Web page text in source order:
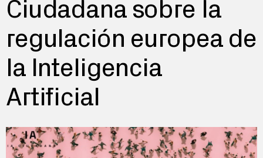
Ciudadana sobre la
regulación europea de
la Inteligencia
Artificial